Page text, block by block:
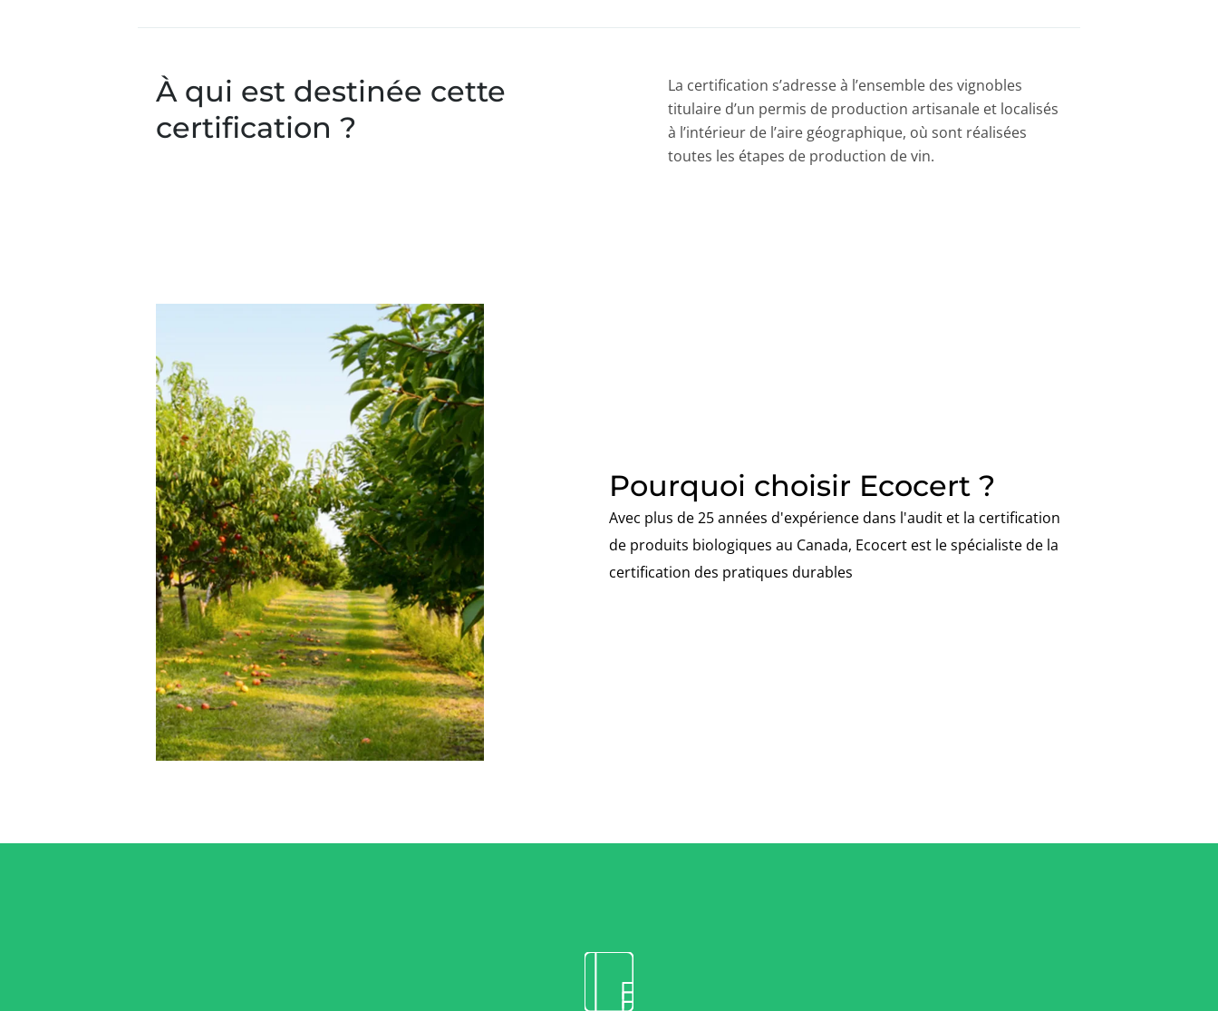
À qui est destinée cette
certification ?
La certification s’adresse à l’ensemble des vignobles
titulaire d’un permis de production artisanale et localisés
à l’intérieur de l’aire géographique, où sont réalisées
toutes les étapes de production de vin.
Pourquoi choisir Ecocert ?
Avec plus de 25 années d'expérience dans l'audit et la certification
de produits biologiques au Canada, Ecocert est le spécialiste de la
certification des pratiques durables